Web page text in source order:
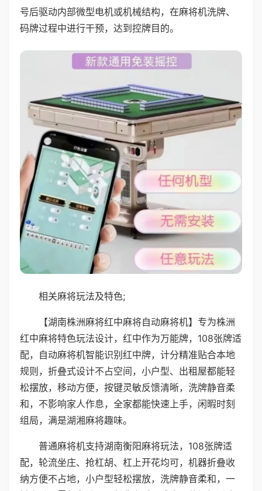
号后驱动内部微型电机或机械结构，在麻将机洗牌、
码牌过程中进行干预，达到控牌目的。
相关麻将玩法及特色;
【湖南株洲麻将红中麻将自动麻将机】专为株洲
红中麻将特色玩法设计，红中作为万能牌，108张牌适
配，自动麻将机智能识别红中牌，计分精准贴合本地
规则，折叠式设计不占空间，小户型、出租屋都能轻
松摆放，移动方便，按键灵敏反馈清晰，洗牌静音柔
和，不影响家人作息，全家都能快速上手，闲暇时刻
组局，满是湖湘麻将趣味。
普通麻将机支持湖南衡阳麻将玩法，108张牌适
配，轮流坐庄、抢杠胡、杠上开花均可，机器折叠收
纳方便不占地，小户型轻松摆放，洗牌静音柔和，一